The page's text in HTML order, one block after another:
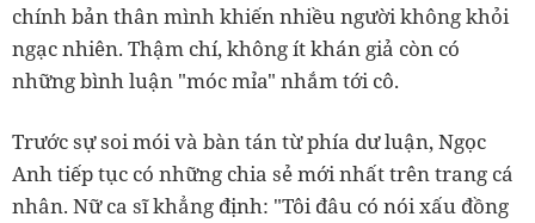
chính bản thân mình khiến nhiều người không khỏi
ngạc nhiên. Thậm chí, không ít khán giả còn có
những bình luận "móc mỉa" nhắm tới cô.
Trước sự soi mói và bàn tán từ phía dư luận, Ngọc
Anh tiếp tục có những chia sẻ mới nhất trên trang cá
nhân. Nữ ca sĩ khẳng định: "Tôi đâu có nói xấu đồng